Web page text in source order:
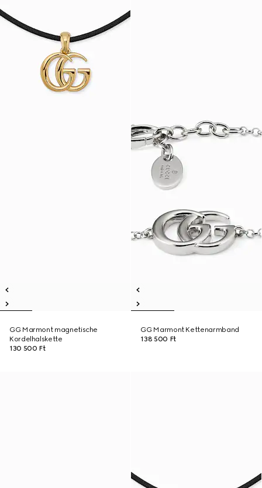
GG Marmont magnetische
Kordelhalskette
130 500 Ft
GG Marmont Kettenarmband
138 500 Ft